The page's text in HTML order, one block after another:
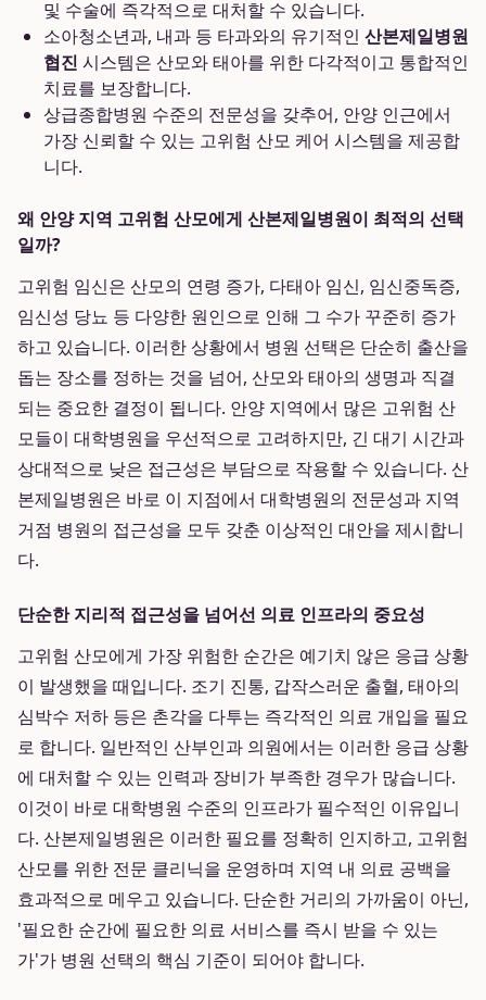
및 수술에 즉각적으로 대처할 수 있습니다.
소아청소년과, 내과 등 타과와의 유기적인 산본제일병원
협진 시스템은 산모와 태아를 위한 다각적이고 통합적인
치료를 보장합니다.
상급종합병원 수준의 전문성을 갖추어, 안양 인근에서
가장 신뢰할 수 있는 고위험 산모 케어 시스템을 제공합
니다.
왜 안양 지역 고위험 산모에게 산본제일병원이 최적의 선택
일까?
고위험 임신은 산모의 연령 증가, 다태아 임신, 임신중독증,
임신성 당뇨 등 다양한 원인으로 인해 그 수가 꾸준히 증가
하고 있습니다. 이러한 상황에서 병원 선택은 단순히 출산을
돕는 장소를 정하는 것을 넘어, 산모와 태아의 생명과 직결
되는 중요한 결정이 됩니다. 안양 지역에서 많은 고위험 산
모들이 대학병원을 우선적으로 고려하지만, 긴 대기 시간과
상대적으로 낮은 접근성은 부담으로 작용할 수 있습니다. 산
본제일병원은 바로 이 지점에서 대학병원의 전문성과 지역
거점 병원의 접근성을 모두 갖춘 이상적인 대안을 제시합니
다.
단순한 지리적 접근성을 넘어선 의료 인프라의 중요성
고위험 산모에게 가장 위험한 순간은 예기치 않은 응급 상황
이 발생했을 때입니다. 조기 진통, 갑작스러운 출혈, 태아의
심박수 저하 등은 촌각을 다투는 즉각적인 의료 개입을 필요
로 합니다. 일반적인 산부인과 의원에서는 이러한 응급 상황
에 대처할 수 있는 인력과 장비가 부족한 경우가 많습니다.
이것이 바로 대학병원 수준의 인프라가 필수적인 이유입니
다. 산본제일병원은 이러한 필요를 정확히 인지하고, 고위험
산모를 위한 전문 클리닉을 운영하며 지역 내 의료 공백을
효과적으로 메우고 있습니다. 단순한 거리의 가까움이 아닌,
'필요한 순간에 필요한 의료 서비스를 즉시 받을 수 있는
가'가 병원 선택의 핵심 기준이 되어야 합니다.